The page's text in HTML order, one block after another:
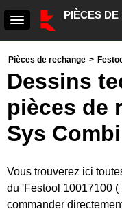
PIÈCES
Pièces de rechange >
Dessins
pièces de
Sys
Vous trouverez ici
du 'Festool 10017100
commander